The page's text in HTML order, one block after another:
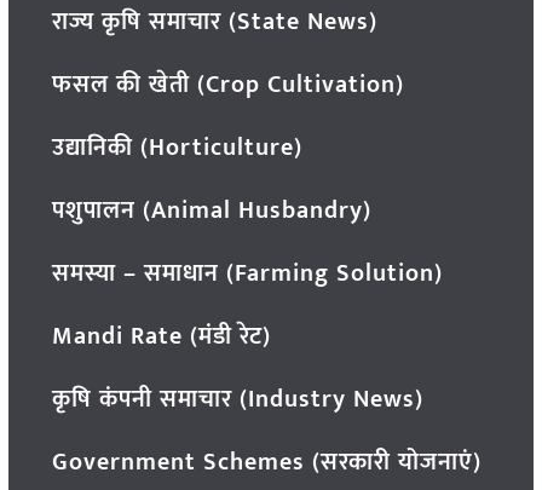
राज्य कृषि समाचार (State News)
फसल की खेती (Crop Cultivation)
उद्यानिकी (Horticulture)
पशुपालन (Animal Husbandry)
समस्या – समाधान (Farming Solution)
Mandi Rate (मंडी रेट)
कृषि कंपनी समाचार (Industry News)
Government Schemes (सरकारी योजनाएं)